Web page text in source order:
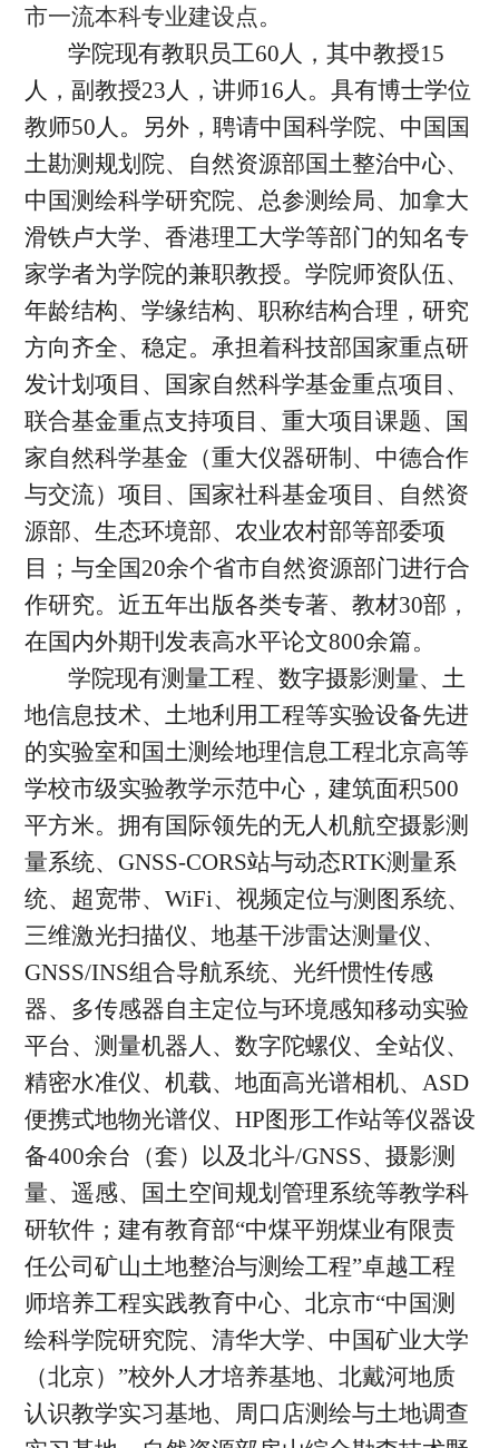
市一流本科专业建设点。
学院现有教职员工60人，其中教授15
人，副教授23人，讲师16人。具有博士学位
教师50人。另外，聘请中国科学院、中国国
土勘测规划院、自然资源部国土整治中心、
中国测绘科学研究院、总参测绘局、加拿大
滑铁卢大学、香港理工大学等部门的知名专
家学者为学院的兼职教授。学院师资队伍、
年龄结构、学缘结构、职称结构合理，研究
方向齐全、稳定。承担着科技部国家重点研
发计划项目、国家自然科学基金重点项目、
联合基金重点支持项目、重大项目课题、国
家自然科学基金（重大仪器研制、中德合作
与交流）项目、国家社科基金项目、自然资
源部、生态环境部、农业农村部等部委项
目；与全国20余个省市自然资源部门进行合
作研究。近五年出版各类专著、教材30部，
在国内外期刊发表高水平论文800余篇。
学院现有测量工程、数字摄影测量、土
地信息技术、土地利用工程等实验设备先进
的实验室和国土测绘地理信息工程北京高等
学校市级实验教学示范中心，建筑面积500
平方米。拥有国际领先的无人机航空摄影测
量系统、GNSS-CORS站与动态RTK测量系
统、超宽带、WiFi、视频定位与测图系统、
三维激光扫描仪、地基干涉雷达测量仪、
GNSS/INS组合导航系统、光纤惯性传感
器、多传感器自主定位与环境感知移动实验
平台、测量机器人、数字陀螺仪、全站仪、
精密水准仪、机载、地面高光谱相机、ASD
便携式地物光谱仪、HP图形工作站等仪器设
备400余台（套）以及北斗/GNSS、摄影测
量、遥感、国土空间规划管理系统等教学科
研软件；建有教育部“中煤平朔煤业有限责
任公司矿山土地整治与测绘工程”卓越工程
师培养工程实践教育中心、北京市“中国测
绘科学院研究院、清华大学、中国矿业大学
（北京）”校外人才培养基地、北戴河地质
认识教学实习基地、周口店测绘与土地调查